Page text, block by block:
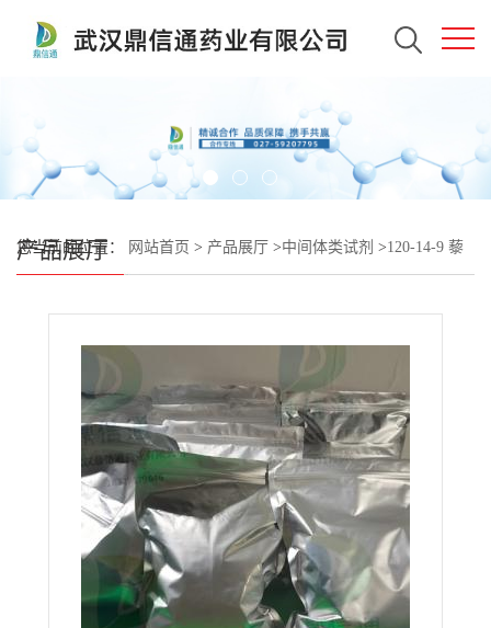
产品展厅
您当前的位置： 网站首页 > 产品展厅 >中间体类试剂 >120-14-9 藜